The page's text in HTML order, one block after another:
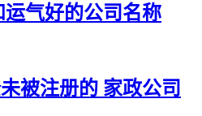
、汉和
、杨允
、彬灏
气好的公司名称
被注册的 家政公司